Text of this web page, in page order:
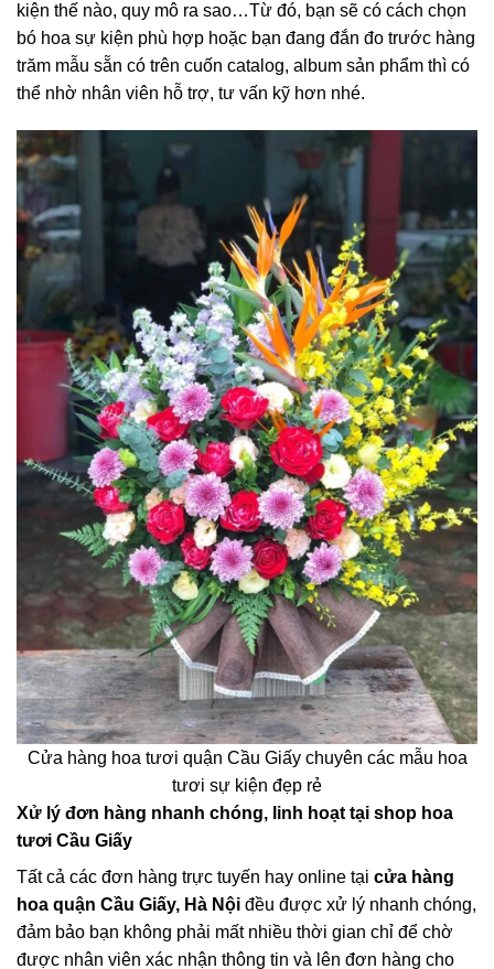
kiện thế nào, quy mô ra sao…Từ đó, bạn sẽ có cách chọn
bó hoa sự kiện phù hợp hoặc bạn đang đắn đo trước hàng
trăm mẫu sẵn có trên cuốn catalog, album sản phẩm thì có
thể nhờ nhân viên hỗ trợ, tư vấn kỹ hơn nhé.
Cửa hàng hoa tươi quận Cầu Giấy chuyên các mẫu hoa
tươi sự kiện đẹp rẻ
Xử lý đơn hàng nhanh chóng, linh hoạt tại shop hoa
tươi Cầu Giấy
Tất cả các đơn hàng trực tuyến hay online tại cửa hàng
hoa quận Cầu Giấy, Hà Nội đều được xử lý nhanh chóng,
đảm bảo bạn không phải mất nhiều thời gian chỉ để chờ
được nhân viên xác nhận thông tin và lên đơn hàng cho